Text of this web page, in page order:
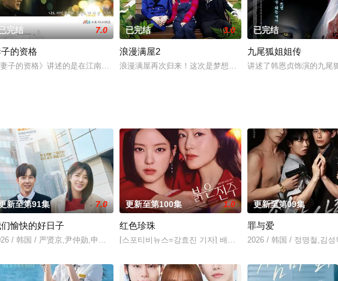
疑点重重的事故导致的后果是，在现场的所有人都在经历过2天的潜伏期后死亡，死亡率高达
完结 7.0
的资格
妻子的资格》讲述的是在江南的扭曲的课外辅导热潮和子女的教育问题产生矛盾的主妇纯粹的邻
已完结 3.0
浪漫满屋2
浪漫满屋再次归来！这次是梦想成为服装设计师的跆拳道女孩
已完结
九尾狐姐姐传
讲述了韩恩贞饰演的九尾
庭崩溃烙印的一个孩子和面对冷酷的偏见和命运，重新找回自己人生的女性故事。
新至第91集 7.0
愉快的好日子
/ 韩国 / 严贤京,尹仲勋,申正允,尹多英,金惠玉,鲜于在德,尹多勋,文喜京,李商淑,郑孝彬,李家豪,
更新至第100集 1.0
红色珍珠
[스포티비뉴스=강효진 기자] 배우 박진희가 본격 컴백 활동에
更新至第09集
罪与爱
2026 / 韩国 / 정명철,김성